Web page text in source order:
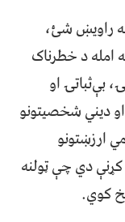
راويښ شئ،
امله د خطرناک
بې‌ثباتۍ او
ديني شخصيتونو
ارزښتونو
دي چې ټولنه
کوي.